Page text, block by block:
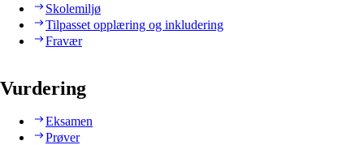
Skolemiljø
Tilpasset opplæring og inkludering
Fravær
Vurdering
Eksamen
Prøver